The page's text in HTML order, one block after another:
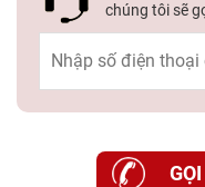
chúng tôi sẽ